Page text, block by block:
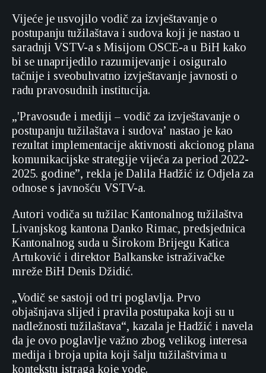
Vijeće je usvojilo vodič za izvještavanje o
postupanju tužilaštava i sudova koji je nastao u
saradnji VSTV-a s Misijom OSCE-a u BiH kako
bi se unaprijedilo razumijevanje i osiguralo
tačnije i sveobuhvatno izvještavanje javnosti o
radu pravosudnih institucija.
„'Pravosuđe i mediji – vodič za izvještavanje o
postupanju tužilaštava i sudova’ nastao je kao
rezultat implementacije aktivnosti akcionog plana
komunikacijske strategije vijeća za period 2022-
2025. godine”, rekla je Dalila Hadžić iz Odjela za
odnose s javnošću VSTV-a.
Autori vodiča su tužilac Kantonalnog tužilaštva
Livanjskog kantona Danko Rimac, predsjednica
Kantonalnog suda u Širokom Brijegu Katica
Artuković i direktor Balkanske istraživačke
mreže BiH Denis Džidić.
„Vodič se sastoji od tri poglavlja. Prvo
objašnjava slijed i pravila postupaka koji su u
nadležnosti tužilaštava“, kazala je Hadžić i navela
da je ovo poglavlje važno zbog velikog interesa
medija i broja upita koji šalju tužilaštvima u
kontekstu istraga koje vode.